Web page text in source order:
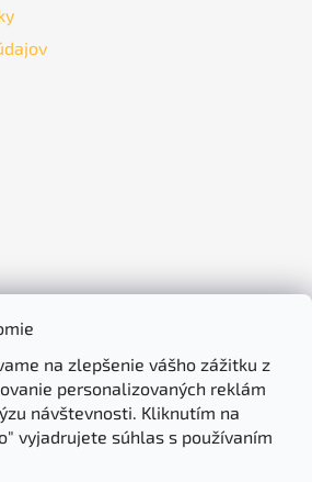
na zlepšenie vášho zážitku z
personalizovaných reklám
návštevnosti. Kliknutím na
vyjadrujete súhlas s používaním